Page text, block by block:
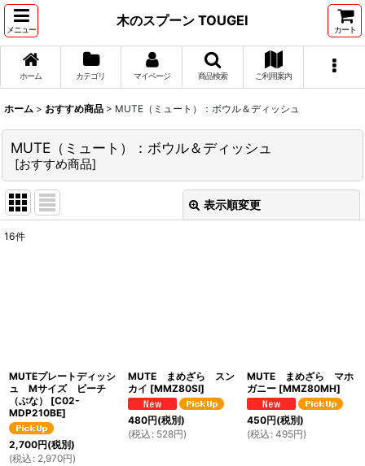
メニュー
木のスプーン TOUGEI
カート
ホーム カテゴリ マイページ 商品検索 ご利用案内
ホーム > おすすめ商品 > MUTE（ミュート）：ボウル＆ディッシュ
MUTE（ミュート）：ボウル＆ディッシュ
[おすすめ商品]
表示順変更
絞り込む
16件
MUTEプレートディッシ
ュ Mサイズ ビーチ
（ぶな）
[C02-
MDP210BE]
2,700円(税別)
(税込 : 2,970円)
MUTE まめざら スン
カイ [MMZ80SI]
480円(税別)
(税込 : 528円)
MUTE まめざら マホ
ガニー [MMZ80MH]
450円(税別)
(税込 : 495円)